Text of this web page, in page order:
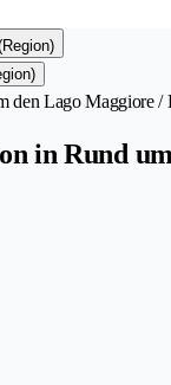
Lago Maggiore /
in Rund